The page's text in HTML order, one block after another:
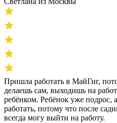
Пришла работать в МайГиг,
делаешь сам, выходишь на
ребёнком. Ребёнок уже подрос,
работать, потому что после
всегда могу выйти на работу.